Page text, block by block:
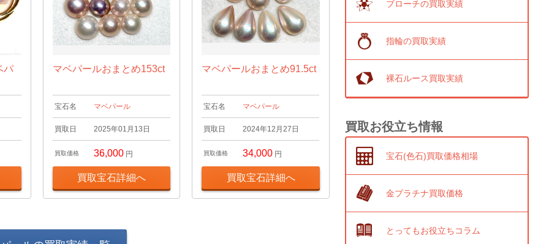
パ マベパールおまとめ153ct
宝石名 マベパール
買取日 2025年01月13日
買取価格 36,000 円
買取宝石詳細へ
マベパールおまとめ91.5ct
宝石名 マベパール
買取日 2024年12月27日
買取価格 34,000 円
買取宝石詳細へ
ブローチの買取実績
指輪の買取実績
裸石ルース買取実績
買取お役立ち情報
宝石(色石)買取価格相場
金プラチナ買取価格
とってもお役立ちコラム